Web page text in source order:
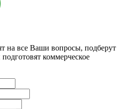
на все Ваши вопросы, подберут
коммерческое